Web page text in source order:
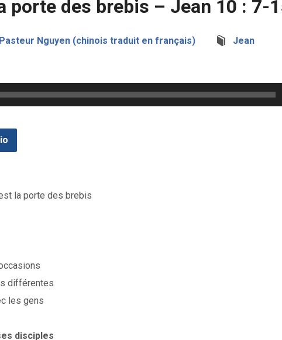
porte des brebis – Jean 10 : 7-
Pasteur Nguyen (chinois traduit en français) Jean
la porte des brebis
différentes
les gens
disciples